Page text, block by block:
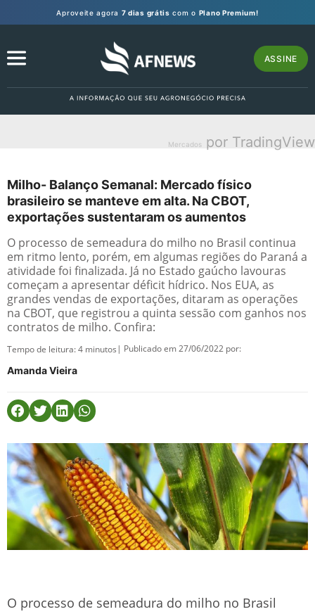
Aproveite agora 7 dias grátis com o Plano Premium!
ASSINE
Mercados por TradingView
Milho- Balanço Semanal: Mercado físico
brasileiro se manteve em alta. Na CBOT,
exportações sustentaram os aumentos
O processo de semeadura do milho no Brasil continua
em ritmo lento, porém, em algumas regiões do Paraná a
atividade foi finalizada. Já no Estado gaúcho lavouras
começam a apresentar déficit hídrico. Nos EUA, as
grandes vendas de exportações, ditaram as operações
na CBOT, que registrou a quinta sessão com ganhos nos
contratos de milho. Confira:
Tempo de leitura:4 minutos | Publicado em 27/06/2022 por:
Amanda Vieira
O processo de semeadura do milho no Brasil